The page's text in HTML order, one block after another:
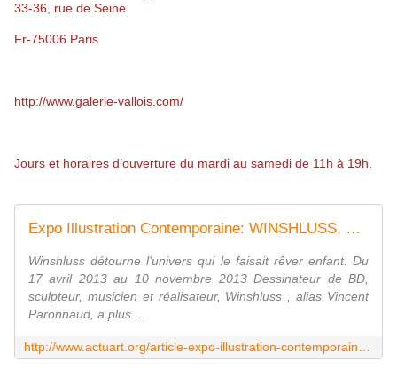
33-36, rue de Seine
Fr-75006 Paris
http://www.galerie-vallois.com/
Jours et horaires d’ouverture du mardi au samedi de 11h à 19h.
Expo Illustration Contemporaine: WINSHLUSS, Un monde Merveilleux - ACTUART by Eric SIMON
Winshluss détourne l'univers qui le faisait rêver enfant. Du
17 avril 2013 au 10 novembre 2013 Dessinateur de BD,
sculpteur, musicien et réalisateur, Winshluss , alias Vincent
Paronnaud, a plus ...